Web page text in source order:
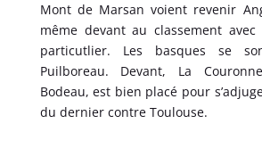
Mont de Marsan voient revenir
même devant au classement
particutlier. Les basques se
Puilboreau. Devant, La
Bodeau, est bien placé pour
du dernier contre Toulouse.